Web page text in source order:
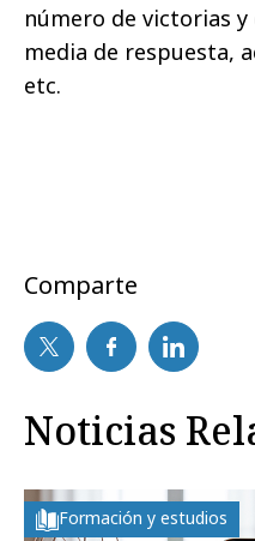
número de victorias
media de respuesta,
etc.
Comparte
Noticias
Formación y estudios